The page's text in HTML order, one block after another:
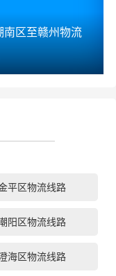
南区至赣州物流
平区物流线路
阳区物流线路
海区物流线路